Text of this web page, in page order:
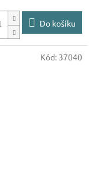
Do košíku
Kód: 37040